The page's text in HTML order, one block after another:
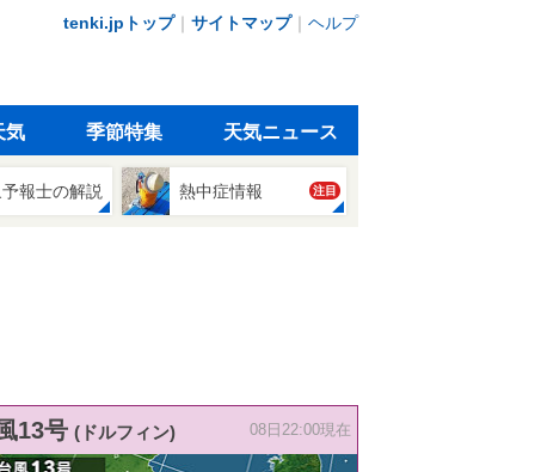
tenki.jpトップ｜ サイトマップ｜ ヘルプ
気 季節特集 天気ニュース
報士の解説 熱中症情報 注目
13号 (ドルフィン) 08日22:00現在